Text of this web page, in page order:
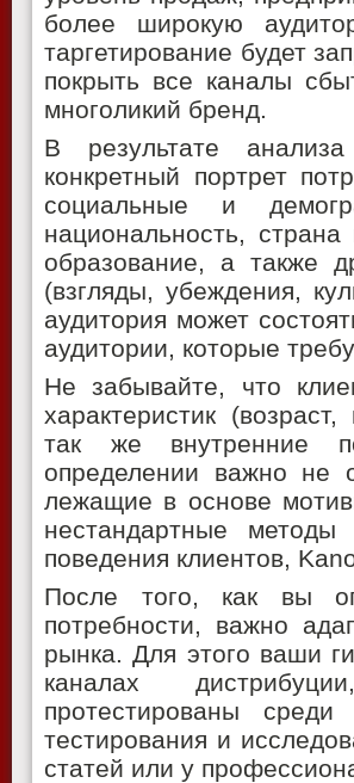
более широкую
таргетирование будет
покрыть все каналы
многоликий бренд.
В результате
конкретный портрет
социальные и
национальность,
образование, а также
(взгляды, убеждения,
аудитория может
аудитории, которые
Не забывайте, что
характеристик
так же внутренние
определении важно не
лежащие в основе
нестандартные
поведения клиентов,
После того, как вы
потребности, важно
рынка. Для этого ваши
каналах
протестированы
тестирования и
статей или у